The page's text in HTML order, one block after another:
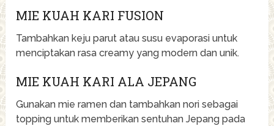
MIE KUAH KARI FUSION
Tambahkan keju parut atau susu evaporasi untuk
menciptakan rasa creamy yang modern dan unik.
MIE KUAH KARI ALA JEPANG
Gunakan mie ramen dan tambahkan nori sebagai
topping untuk memberikan sentuhan Jepang pada